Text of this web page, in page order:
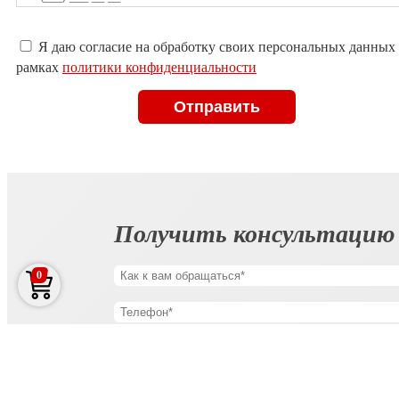
это
поле
Я даю согласие на обработку своих персональных данных
рамкахполитики конфиденциальности
Получить консультацию
0